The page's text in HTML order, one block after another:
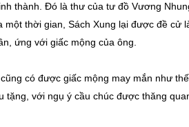
thành. Đó là thư của tư đồ Vương
thời gian, Sách Xung lại được đề cử
ứng với giấc mộng của ông.
có được giấc mộng may mắn như
tặng, với ngụ ý cầu chúc được thăng